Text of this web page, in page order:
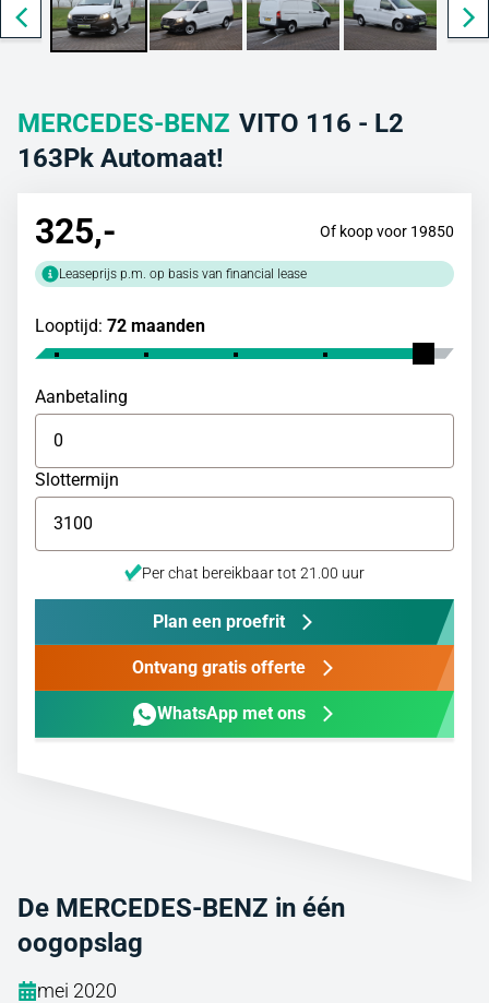
MERCEDES-BENZ VITO 116 - L2
163Pk Automaat!
De MERCEDES-BENZ in één
oogopslag
mei 2020
325,- Of koop voor 19850
Leaseprijs p.m. op basis van financial lease
Looptijd: 72 maanden
Aanbetaling
Slottermijn
Per chat bereikbaar tot 21.00 uur
Plan een proefrit
Ontvang gratis offerte
WhatsApp met ons